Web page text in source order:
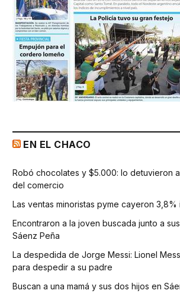
EN EL CHACO
Robó chocolates y $5.000: lo detuvieron
del comercio
Las ventas minoristas pyme cayeron 3,8%
Encontraron a la joven buscada junto a
Sáenz Peña
La despedida de Jorge Messi: Lionel
para despedir a su padre
Buscan a una mamá y sus dos hijos en